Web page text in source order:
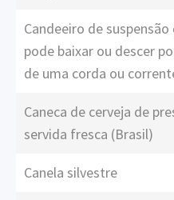
Candeeiro de suspensão
pode baixar ou descer
de uma corda ou
Caneca de cerveja de
servida fresca (Brasil)
Canela silvestre